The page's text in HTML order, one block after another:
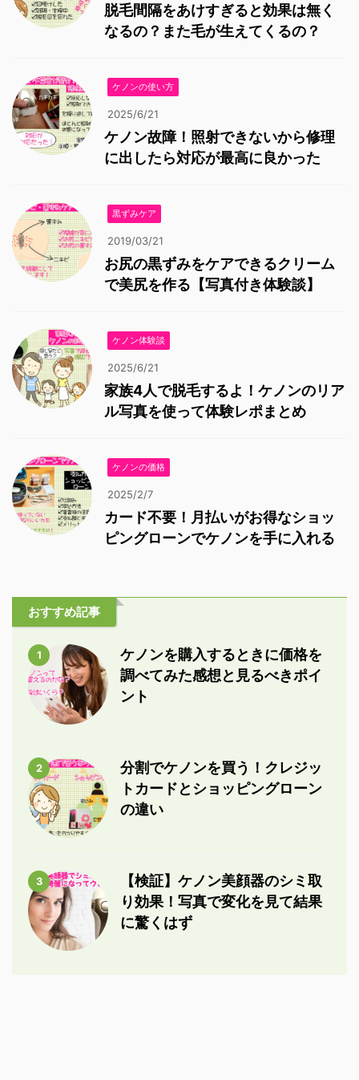
脱毛間隔をあけすぎると効果は無く
なるの？また毛が生えてくるの？
ケノンの使い方
2025/6/21
ケノン故障！照射できないから修理
に出したら対応が最高に良かった
黒ずみケア
2019/03/21
お尻の黒ずみをケアできるクリーム
で美尻を作る【写真付き体験談】
ケノン体験談
2025/6/21
家族4人で脱毛するよ！ケノンのリア
ル写真を使って体験レポまとめ
ケノンの価格
2025/2/7
カード不要！月払いがお得なショッ
ピングローンでケノンを手に入れる
おすすめ記事
1
ケノンを購入するときに価格を
調べてみた感想と見るべきポイ
ント
2
分割でケノンを買う！クレジッ
トカードとショッピングローン
の違い
3
【検証】ケノン美顔器のシミ取
り効果！写真で変化を見て結果
に驚くはず